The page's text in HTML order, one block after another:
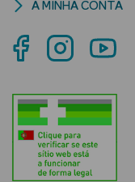
Criança
Rosto e
Ver Tudo
A MINHA CONTA